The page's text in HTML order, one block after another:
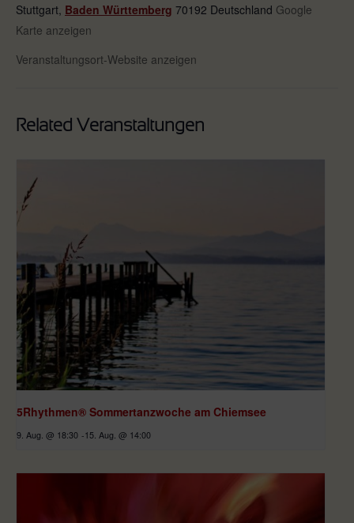
Stuttgart, Baden Württemberg 70192 Deutschland Google
Karte anzeigen
Veranstaltungsort-Website anzeigen
Related Veranstaltungen
5Rhythmen® Sommertanzwoche am Chiemsee
9. Aug. @ 18:30 -15. Aug. @ 14:00